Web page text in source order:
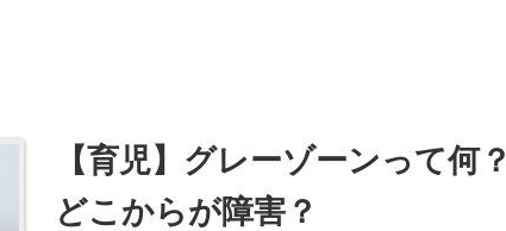
【育児】グレーゾーンって何？
どこからが障害？